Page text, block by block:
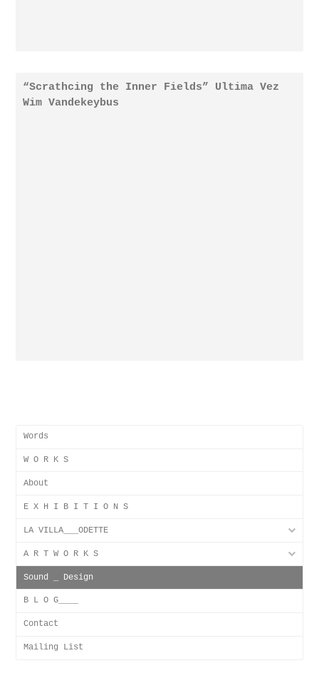
“Scrathcing the Inner Fields” Ultima Vez
Wim Vandekeybus
Words
W O R K S
About
E X H I B I T I O N S
LA VILLA___ODETTE
A R T W O R K S
Sound _ Design
B L O G____
Contact
Mailing List